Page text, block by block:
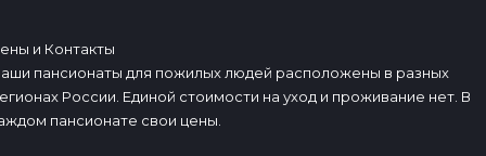
и Контакты
пансионаты для пожилых людей расположены в разных
России. Единой стоимости на уход и проживание нет. В
пансионате свои цены.